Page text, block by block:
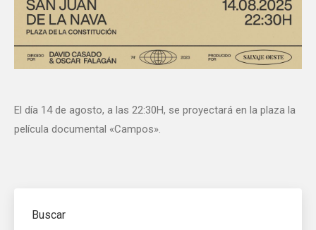
El día 14 de agosto, a las 22:30H, se proyectará en la plaza la
película documental «Campos».
Buscar